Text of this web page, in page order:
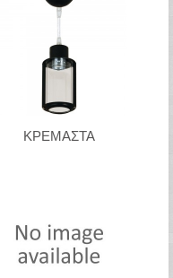
ΚΡΕΜΑΣΤΑ